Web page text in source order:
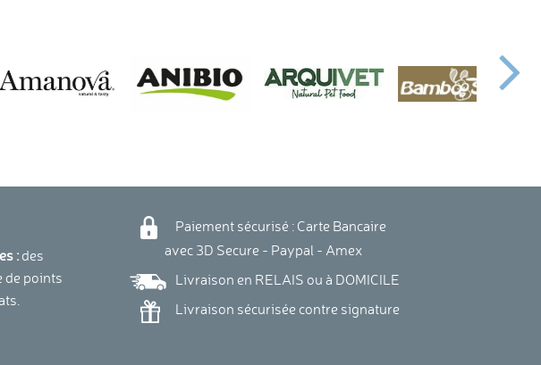
: des
de points
Paiement sécurisé : Carte Bancaire
avec 3D Secure - Paypal - Amex
Livraison en RELAIS ou à DOMICILE
Livraison sécurisée contre signature